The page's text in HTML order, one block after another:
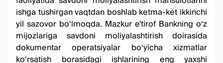
ishga tushirgan vaqtdan boshlab ketma-ket ikkinchi
yil sazovor bo‘lmoqda. Mazkur e'tirof Bankning o‘z
mijozlariga savdoni moliyalashtirish doirasida
dokumentar operatsiyalar bo‘yicha xizmatlar
ko‘rsatish borasidagi ishlarining eng yaxshi